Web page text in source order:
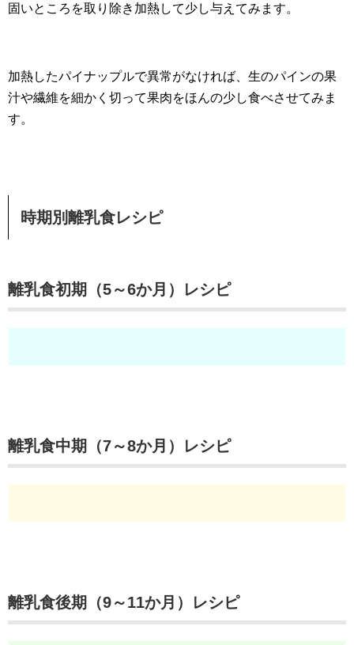
固いところを取り除き加熱して少し与えてみます。
加熱したパイナップルで異常がなければ、生のパインの果
汁や繊維を細かく切って果肉をほんの少し食べさせてみま
す。
時期別離乳食レシピ
離乳食初期（5～6か月）レシピ
離乳食中期（7～8か月）レシピ
離乳食後期（9～11か月）レシピ